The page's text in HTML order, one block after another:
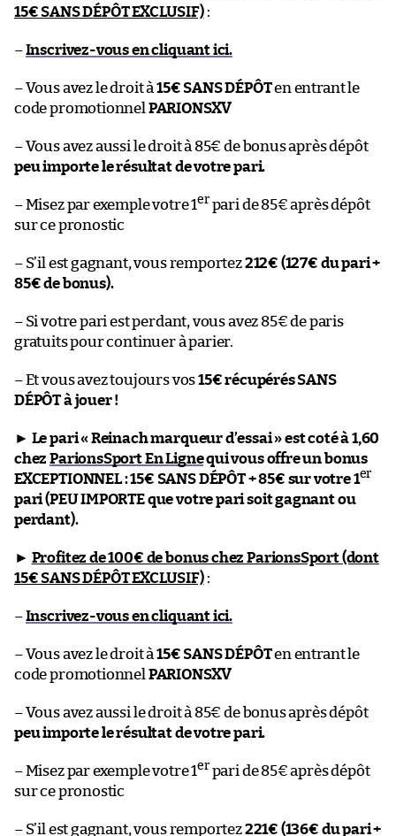
15€ SANS DÉPÔT EXCLUSIF):
–Inscrivez-vous en cliquant ici.
– Vous avez le droit à 15€ SANS DÉPÔTen entrant le
code promotionnel PARIONSXV
– Vous avez aussi le droit à 85€ de bonus après dépôt
peu importe le résultat de votre pari.
– Misez par exemple votre 1er pari de 85€ après dépôt
sur ce pronostic
– S’il est gagnant, vous remportez212€ (127€ du pari +
85€ de bonus).
– Si votre pari est perdant, vous avez 85€ de paris
gratuits pour continuer à parier.
– Et vous avez toujours vos15€ récupérés SANS
DÉPÔT à jouer !
► Le pari « Reinach marqueur d’essai » est coté à 1,60
chezParionsSport En Lignequi vous offre un bonus
EXCEPTIONNEL : 15€ SANS DÉPÔT + 85€ sur votre 1er
pari (PEU IMPORTE que votre pari soit gagnant ou
perdant).
► Profitez de 100€ de bonus chez ParionsSport (dont
15€ SANS DÉPÔT EXCLUSIF):
–Inscrivez-vous en cliquant ici.
– Vous avez le droit à 15€ SANS DÉPÔTen entrant le
code promotionnel PARIONSXV
– Vous avez aussi le droit à 85€ de bonus après dépôt
peu importe le résultat de votre pari.
– Misez par exemple votre 1er pari de 85€ après dépôt
sur ce pronostic
– S’il est gagnant, vous remportez221€ (136€ du pari +